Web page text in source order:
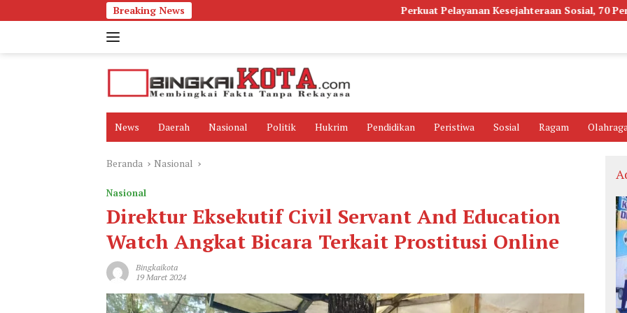
ke
Breaking News Perkuat Pelayanan Kesejahteraan Sosial, 70 Pengurus IPSM
News Daerah Nasional Politik Hukrim Pendidikan Peristiwa Sosial Ragam
Beranda Nasional
Nasional
Direktur Eksekutif Civil Servant And Education
Watch Angkat Bicara Terkait Prostitusi Online
Bingkaikota
19 Maret 2024